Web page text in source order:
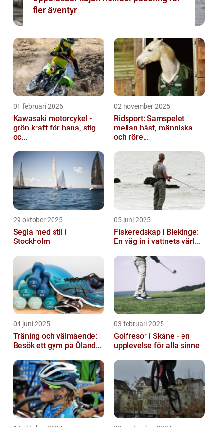
fler äventyr
01 februari 2026
Kawasaki motorcykel -
grön kraft för bana, stig
oc...
02 november 2025
Ridsport: Samspelet
mellan häst, människa
och röre...
29 oktober 2025
Segla med stil i
Stockholm
05 juni 2025
Fiskeredskap i Blekinge:
En väg in i vattnets värl...
04 juni 2025
Träning och välmående:
Besök ett gym på Öland...
03 februari 2025
Golfresor i Skåne - en
upplevelse för alla sinne